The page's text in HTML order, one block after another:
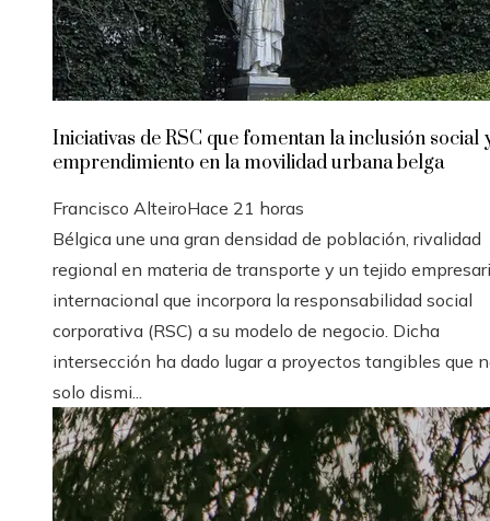
Iniciativas de RSC que fomentan la inclusión social
emprendimiento en la movilidad urbana belga
Francisco AlteiroHace 21 horas
Bélgica une una gran densidad de población, rivalidad
regional en materia de transporte y un tejido
internacional que incorpora la responsabilidad social
corporativa (RSC) a su modelo de negocio. Dicha
intersección ha dado lugar a proyectos tangibles que
solo dismi...